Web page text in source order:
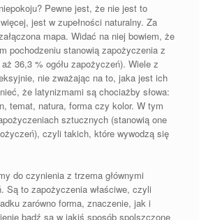
Pewne jest, że nie jest to
jest w zupełności naturalny. Za
mapa. Widać na niej bowiem, że
pochodzeniu stanowią zapożyczenia z
36,3 % ogółu zapożyczeń). Wiele z
nie zważając na to, jaka jest ich
że latynizmami są chociażby słowa:
temat, natura, forma czy kolor. W tym
sztucznych (stanowią one
czyli takich, które wywodzą się
do czynienia z trzema głównymi
Są to zapożyczenia właściwe, czyli
zarówno forma, znaczenie, jak i
bądź są w jakiś sposób spolszczone